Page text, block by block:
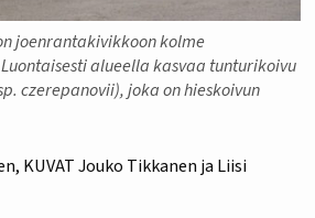
joenrantakivikkoon kolme
alueella kasvaa tunturikoivu
czerepanovii), joka on hieskoivun
KUVAT Jouko Tikkanen ja Liisi